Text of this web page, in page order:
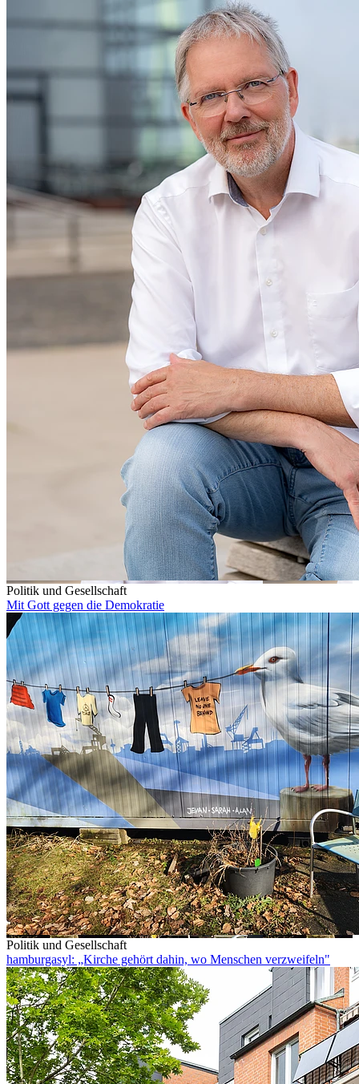
Politik und Gesellschaft
Mit Gott gegen die Demokratie
Politik und Gesellschaft
hamburgasyl: „Kirche gehört dahin, wo Menschen verzweifeln"